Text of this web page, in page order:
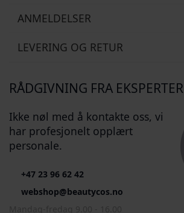
ANMELDELSER
LEVERING OG RETUR
RÅDGIVNING FRA EKSPERTER
Ikke nøl med å kontakte oss, vi
har profesjonelt opplært
personale.
+47 23 96 62 42
webshop@beautycos.no